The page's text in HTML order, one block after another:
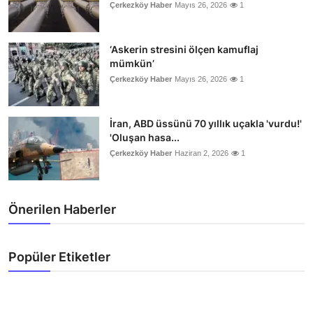
Çerkezköy Haber Mayıs 26, 2026 1
‘Askerin stresini ölçen kamuflaj
mümkün’
Çerkezköy Haber Mayıs 26, 2026 1
İran, ABD üssünü 70 yıllık uçakla 'vurdu!'
'Oluşan hasa...
Çerkezköy Haber Haziran 2, 2026 1
Önerilen Haberler
Popüler Etiketler